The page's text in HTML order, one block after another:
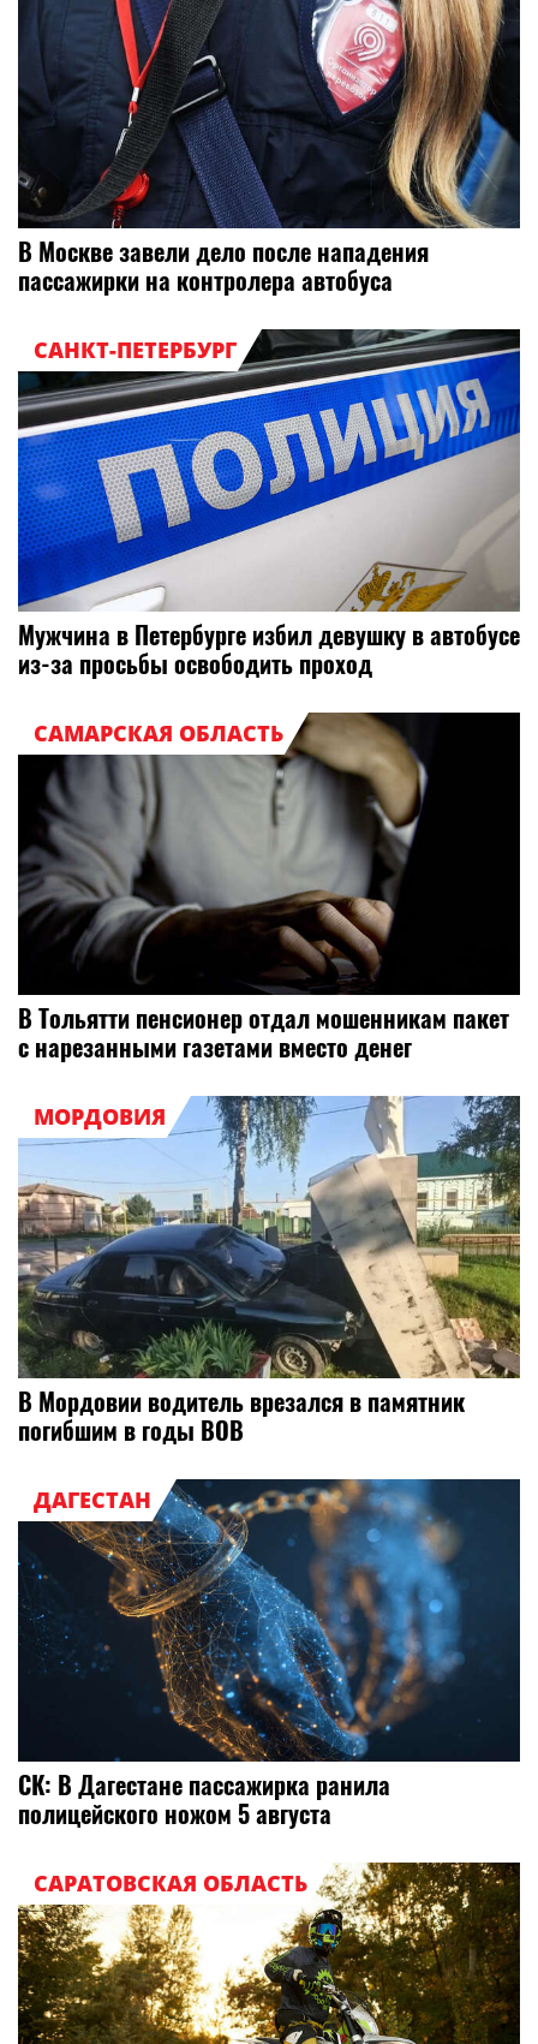
В Москве завели дело после нападения
пассажирки на контролера автобуса
САНКТ-ПЕТЕРБУРГ
Мужчина в Петербурге избил девушку в автобусе
из-за просьбы освободить проход
САМАРСКАЯ ОБЛАСТЬ
В Тольятти пенсионер отдал мошенникам пакет
с нарезанными газетами вместо денег
МОРДОВИЯ
В Мордовии водитель врезался в памятник
погибшим в годы ВОВ
ДАГЕСТАН
СК: В Дагестане пассажирка ранила
полицейского ножом 5 августа
САРАТОВСКАЯ ОБЛАСТЬ